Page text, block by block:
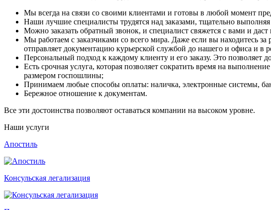
Мы всегда на связи со своими клиентами и готовы в любой момент
Наши лучшие специалисты трудятся над заказами, тщательно
Можно заказать обратный звонок, и специалист свяжется с вами и
Мы работаем с заказчиками со всего мира. Даже если вы находитесь
отправляет документацию курьерской службой до нашего и офиса и в
Персональный подход к каждому клиенту и его заказу. Это позволяет
Есть срочная услуга, которая позволяет сократить время на
размером госпошлины;
Принимаем любые способы оплаты: наличка, электронные системы,
Бережное отношение к документам.
Все эти достоинства позволяют оставаться компании на высоком уровне.
Наши услуги
Апостиль
Консульская легализация